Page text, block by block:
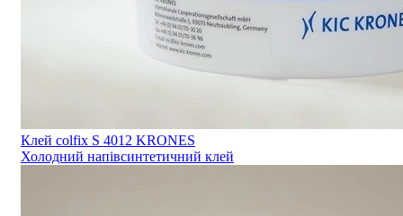
Клей colfix S 4012 KRONES
Холодний напівсинтетичний клей